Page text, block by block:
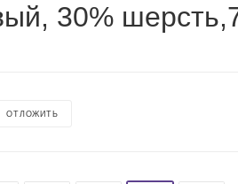
30%
ОТЛОЖИТЬ